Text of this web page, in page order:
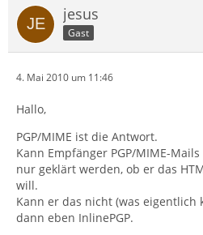
jesus
Gast
4. Mai 2010 um 11:46
Hallo,
PGP/MIME ist die Antwort.
Kann Empfänger PGP/MIME-
nur geklärt werden, ob er das
will.
Kann er das nicht (was eigentlich
dann eben InlinePGP.